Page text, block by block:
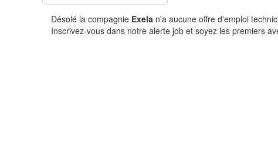
Désolé la compagnie Exela n'a aucune offre d'emploi
Inscrivez-vous dans notre alerte job et soyez les premiers